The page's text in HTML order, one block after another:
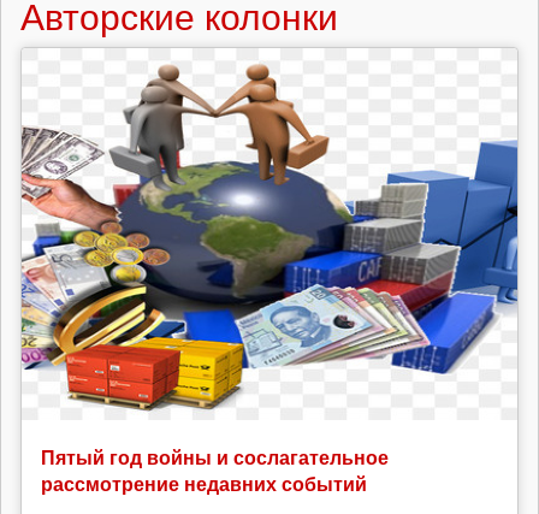
Авторские колонки
Пятый год войны и сослагательное
рассмотрение недавних событий